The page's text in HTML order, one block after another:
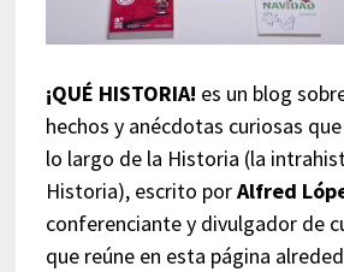
¡QUÉ HISTORIA! es un blog
hechos y anécdotas curiosas
lo largo de la Historia (la
Historia), escrito porAlfred
conferenciante y divulgador de
que reúne en esta página